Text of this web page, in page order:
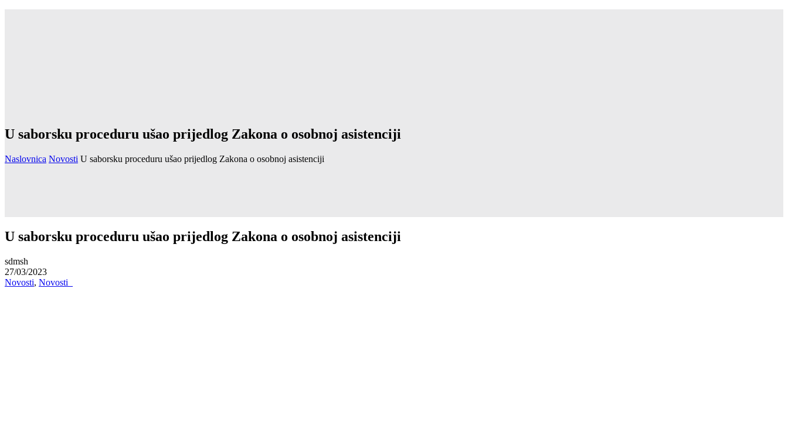
U saborsku proceduru ušao prijedlog Zakona o osobnoj asistenciji
Naslovnica Novosti U saborsku proceduru ušao prijedlog Zakona o osobnoj asistenciji
U saborsku proceduru ušao prijedlog Zakona o osobnoj asistenciji
sdmsh
27/03/2023
Novosti, Novosti_